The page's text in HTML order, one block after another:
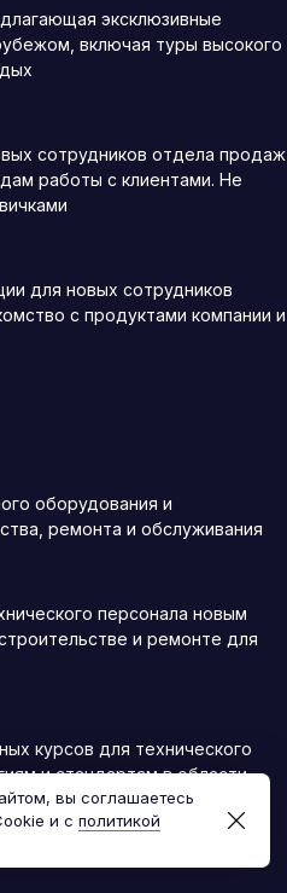
эксклюзивные
включая туры высокого
сотрудников отдела продаж
работы с клиентами. Не
для новых сотрудников
с продуктами компании и
оборудования и
ремонта и обслуживания
персонала новым
и ремонте для
курсов для технического
и стандартам в области
вы соглашаетесь
и с политикой